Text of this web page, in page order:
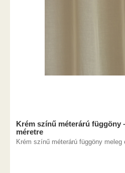
Krém színű méterárú függöny
méretre
Krém színű méterárú függöny